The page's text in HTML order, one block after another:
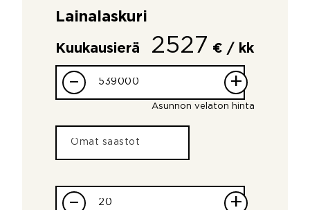
Lainalaskuri
Kuukausierä 2527 € / kk
– +
Asunnon velaton hinta
– +